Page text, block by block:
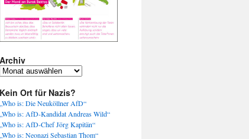
Archiv
Archiv
Kein Ort für Nazis?
„Who is: Die Neuköllner AfD“
„Who is: AfD-Kandidat Andreas Wild“
„Who is: AfD-Chef Jörg Kapitän“
„Who is: Neonazi Sebastian Thom“